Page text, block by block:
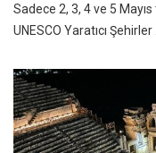
Sadece 2, 3, 4 ve 5
UNESCO Yaratıcı Şehirler ...